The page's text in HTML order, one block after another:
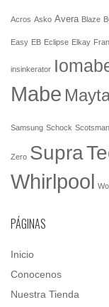
Acros Asko Avera Blaze
Easy EB Eclipse Elkay
insinkerator
Mabe
Samsung Schock Scotsman
Zero Supra
Whirlpool
PÁGINAS
Inicio
Conocenos
Nuestra Tienda